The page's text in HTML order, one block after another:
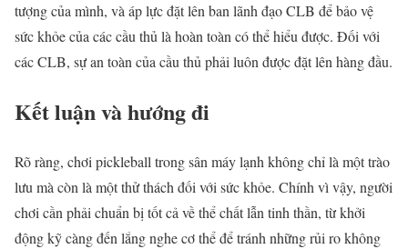
tượng của mình, và áp lực đặt lên ban lãnh đạo CLB để bảo vệ
sức khỏe của các cầu thủ là hoàn toàn có thể hiểu được. Đối với
các CLB, sự an toàn của cầu thủ phải luôn được đặt lên hàng đầu.
Kết luận và hướng đi
Rõ ràng, chơi pickleball trong sân máy lạnh không chỉ là một trào
lưu mà còn là một thử thách đối với sức khỏe. Chính vì vậy, người
chơi cần phải chuẩn bị tốt cả về thể chất lẫn tinh thần, từ khởi
động kỹ càng đến lắng nghe cơ thể để tránh những rủi ro không